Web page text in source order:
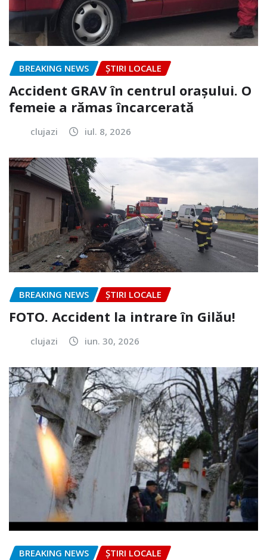
BREAKING NEWS ȘTIRI LOCALE
Accident GRAV în centrul orașului. O
femeie a rămas încarcerată
clujazi iul. 8, 2026
BREAKING NEWS ȘTIRI LOCALE
FOTO. Accident la intrare în Gilău!
clujazi iun. 30, 2026
BREAKING NEWS ȘTIRI LOCALE